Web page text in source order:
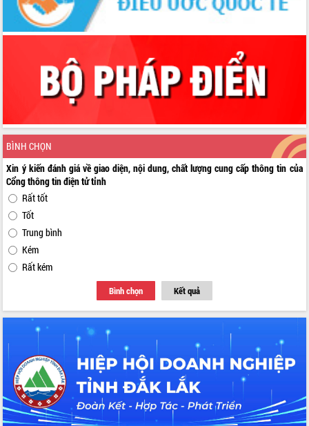
BÌNH CHỌN
Xin ý kiến đánh giá về giao diện, nội dung, chất lượng cung cấp thông tin của
Cổng thông tin điện tử tỉnh
Rất tốt
Tốt
Trung bình
Kém
Rất kém
Bình chọn Kết quả